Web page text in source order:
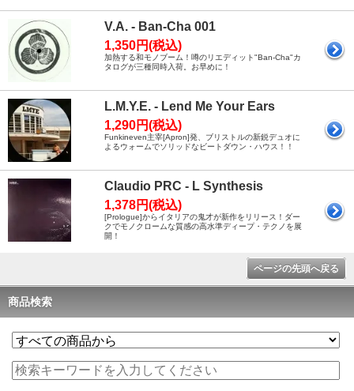
V.A. - Ban-Cha 001
1,350円(税込)
加熱する和モノブーム！噂のリエディット"Ban-Cha"カ
タログが三種同時入荷。お早めに！
L.M.Y.E. - Lend Me Your Ears
1,290円(税込)
Funkineven主宰[Apron]発、ブリストルの新鋭デュオに
よるウォームでソリッドなビートダウン・ハウス！！
Claudio PRC - L Synthesis
1,378円(税込)
[Prologue]からイタリアの鬼才が新作をリリース！ダー
クでモノクロームな質感の高水準ディープ・テクノを展
開！
ページの先頭へ戻る
商品検索